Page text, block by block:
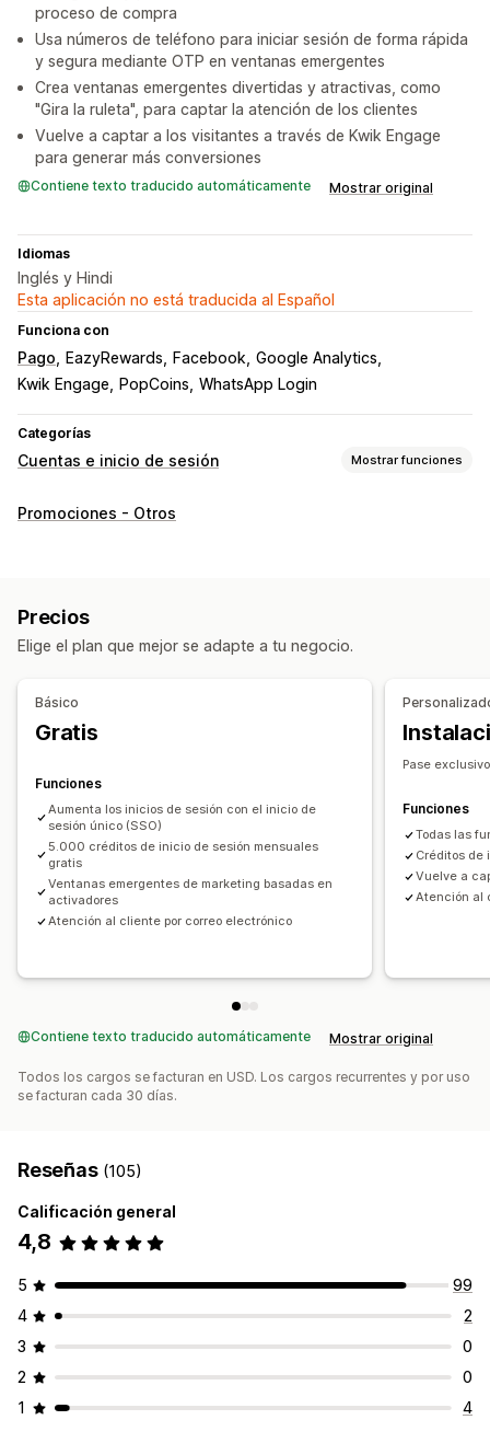
proceso de compra
Usa números de teléfono para iniciar sesión de forma rápida
y segura mediante OTP en ventanas emergentes
Crea ventanas emergentes divertidas y atractivas, como
"Gira la ruleta", para captar la atención de los clientes
Vuelve a captar a los visitantes a través de Kwik Engage
para generar más conversiones
Contiene texto traducido automáticamente Mostrar original
Idiomas
Inglés y Hindi
Esta aplicación no está traducida al Español
Funciona con
Pago EazyRewards Facebook Google Analytics
Kwik Engage
PopCoins WhatsApp Login
Categorías
Cuentas e inicio de sesión Mostrar funciones
Inicio de sesión del cliente
Gestión de cuenta
Perfiles
Promociones - Otros
Precios
Elige el plan que mejor se adapte a tu negocio.
Básico
Gratis
Funciones
Aumenta los inicios de sesión con el inicio de
sesión único (SSO)
5.000 créditos de inicio de sesión mensuales
gratis
Ventanas emergentes de marketing basadas en
activadores
Atención al cliente por correo electrónico
Pase exclusivo
Funciones
Todas las
Créditos de
Vuelve a
Atención al
Contiene texto traducido automáticamente Mostrar original
Todos los cargos se facturan en USD. Los cargos recurrentes y por uso
se facturan cada 30 días.
Reseñas (105)
Calificación general
4,8
5
99
4
2
3
0
2
0
1
4